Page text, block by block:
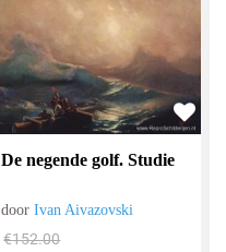
De negende golf. Studie
doorIvan Aivazovski
€152.00